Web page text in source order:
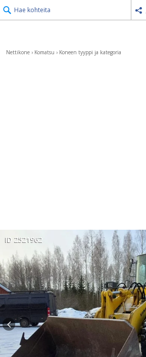
Hae kohteita
Nettikone › Komatsu › Koneen tyyppi ja kategoria
ID 2521962